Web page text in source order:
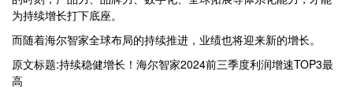
为持续增长打下底座。
而随着海尔智家全球布局的持续推进，业绩也将迎来新的增长。
原文标题:持续稳健增长！海尔智家2024前三季度利润增速TOP3最
高